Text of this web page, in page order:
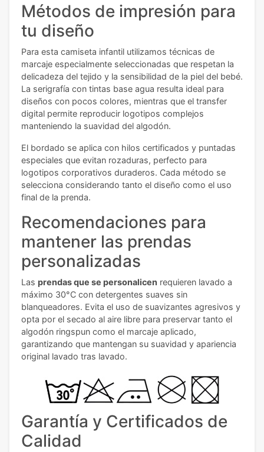
Métodos de impresión para
tu diseño
Para esta camiseta infantil utilizamos técnicas de
marcaje especialmente seleccionadas que respetan la
delicadeza del tejido y la sensibilidad de la piel del bebé.
La serigrafía con tintas base agua resulta ideal para
diseños con pocos colores, mientras que el transfer
digital permite reproducir logotipos complejos
manteniendo la suavidad del algodón.
El bordado se aplica con hilos certificados y puntadas
especiales que evitan rozaduras, perfecto para
logotipos corporativos duraderos. Cada método se
selecciona considerando tanto el diseño como el uso
final de la prenda.
Recomendaciones para
mantener las prendas
personalizadas
Las prendas que se personalicen requieren lavado a
máximo 30°C con detergentes suaves sin
blanqueadores. Evita el uso de suavizantes agresivos y
opta por el secado al aire libre para preservar tanto el
algodón ringspun como el marcaje aplicado,
garantizando que mantengan su suavidad y apariencia
original lavado tras lavado.
Garantía y Certificados de
Calidad